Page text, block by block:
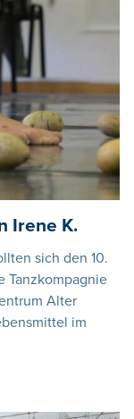
Irene K.
sich den 10.
Tanzkompagnie
Alter
im